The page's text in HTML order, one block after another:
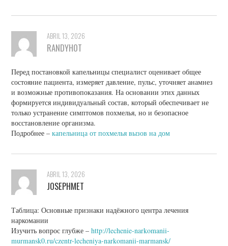
ABRIL 13, 2026
RANDYHOT
Перед постановкой капельницы специалист оценивает общее
состояние пациента, измеряет давление, пульс, уточняет анамнез
и возможные противопоказания. На основании этих данных
формируется индивидуальный состав, который обеспечивает не
только устранение симптомов похмелья, но и безопасное
восстановление организма.
Подробнее –капельница от похмелья вызов на дом
ABRIL 13, 2026
JOSEPHMET
Таблица: Основные признаки надёжного центра лечения
наркомании
Изучить вопрос глубже –http://lechenie-narkomanii-
murmansk0.ru/czentr-lecheniya-narkomanii-marmansk/